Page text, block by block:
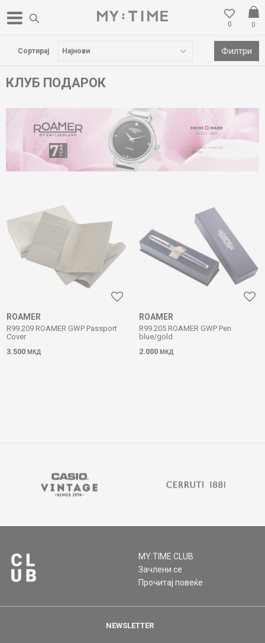
0
0
БЕСПЛАТНА ДОСТАВА НАД 3000 ден
КЛУБ ПОДАРОК
Сортирај Филтри
ROAMER
R99.209 ROAMER GWP Passport
Cover
3.500 МКД
ROAMER
R99.205 ROAMER GWP Pen
blue/gold
2.000 МКД
MY:TIME CLUB
Зачлени се
Прочитај повеќе
NEWSLETTER